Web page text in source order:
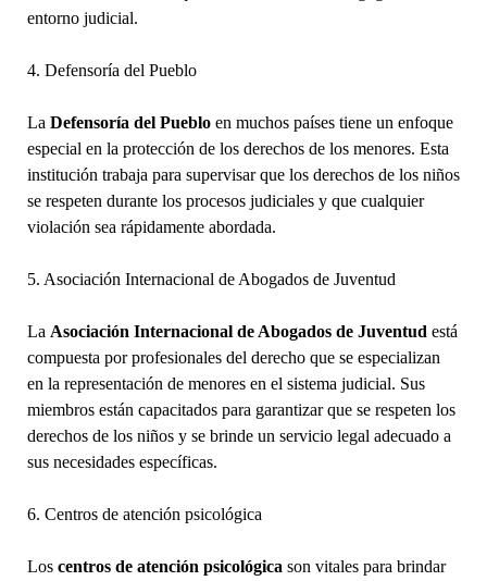
entorno judicial.
4. Defensoría del Pueblo
La Defensoría del Puebloen muchos países tiene un enfoque
especial en la protección de los derechos de los menores. Esta
institución trabaja para supervisar que los derechos de los niños
se respeten durante los procesos judiciales y que cualquier
violación sea rápidamente abordada.
5. Asociación Internacional de Abogados de Juventud
La Asociación Internacional de Abogados de Juventud está
compuesta por profesionales del derecho que se especializan
en la representación de menores en el sistema judicial. Sus
miembros están capacitados para garantizar que se respeten los
derechos de los niños y se brinde un servicio legal adecuado a
sus necesidades específicas.
6. Centros de atención psicológica
Los centros de atención psicológica son vitales para brindar